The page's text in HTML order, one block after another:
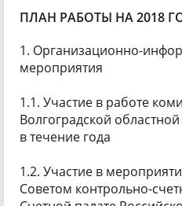
ПЛАН РАБОТЫ НА 2018
1. Организационно-
мероприятия
1.1. Участие в работе
Волгоградской
в течение года
1.2. Участие в
Советом контрольно-